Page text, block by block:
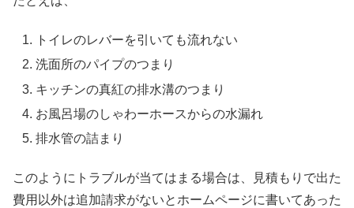
トイレのレバーを引いても流れない
洗面所のパイプのつまり
キッチンの真紅の排水溝のつまり
お風呂場のしゃわーホースからの水漏れ
排水管の詰まり
このようにトラブルが当てはまる場合は、見積もりで出た
費用以外は追加請求がないとホームページに書いてあった